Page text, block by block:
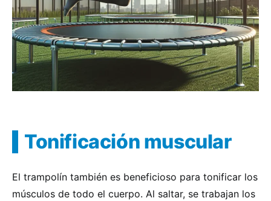
Tonificación muscular
El trampolín también es beneficioso para tonificar los
músculos de todo el cuerpo. Al saltar, se trabajan los